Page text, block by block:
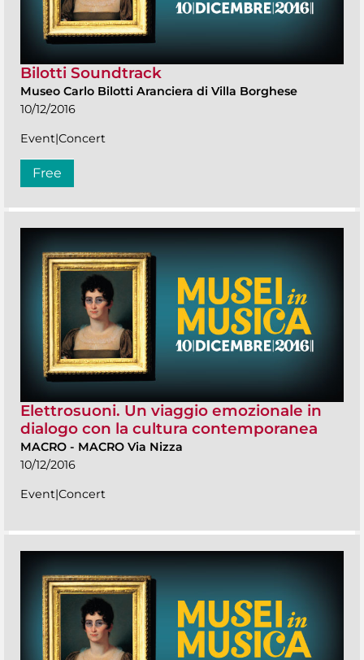
Bilotti Soundtrack
Museo Carlo Bilotti Aranciera di Villa Borghese
10/12/2016
Event|Concert
Free
Elettrosuoni. Un viaggio emozionale in
dialogo con la cultura contemporanea
MACRO - MACRO Via Nizza
10/12/2016
Event|Concert